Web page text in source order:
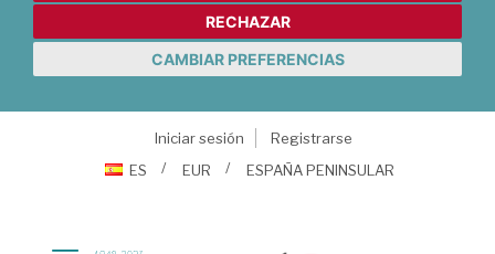
RECHAZAR
CAMBIAR PREFERENCIAS
Iniciar sesión
Registrarse
ES
EUR ESPAÑA PENINSULAR